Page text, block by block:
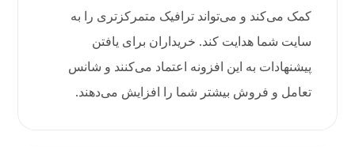
کمک می‌کند و می‌تواند ترافیک متمرکزتری را به
سایت شما هدایت کند. خریداران برای یافتن
پیشنهادات به این افزونه اعتماد می‌کنند و شانس
تعامل و فروش بیشتر شما را افزایش می‌دهند.